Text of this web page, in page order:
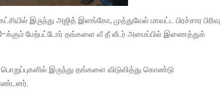
இருந்து அஜித் இளங்கோ, முத்துவேல் மாவட்ட பிரச்சார பிரிவு
50-க்கும் மேற்பட்டோர் தங்களை வீ தீ லீடர் அமைப்பில் இணைத்துக்
இருந்து தங்களை விடுவித்து கொண்டு